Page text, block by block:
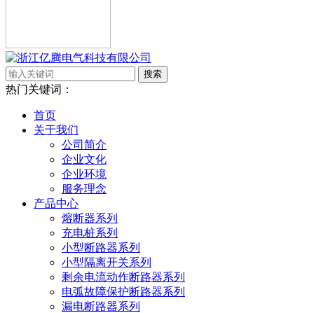
搜索
热门关键词：
首页
关于我们
公司简介
企业文化
企业环境
服务理念
产品中心
熔断器系列
充电桩系列
小型断路器系列
小型隔离开关系列
剩余电流动作断路器系列
电弧故障保护断路器系列
漏电断路器系列